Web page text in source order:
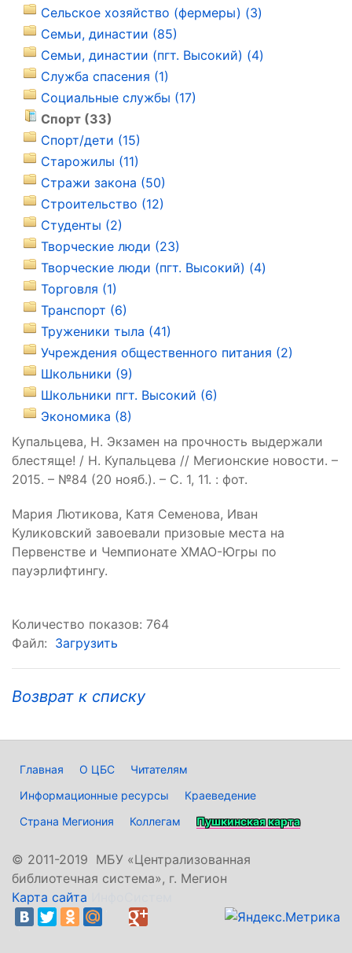
Сельское хозяйство (фермеры) (3)
Семьи, династии (85)
Семьи, династии (пгт. Высокий) (4)
Служба спасения (1)
Социальные службы (17)
Спорт (33)
Спорт/дети (15)
Старожилы (11)
Стражи закона (50)
Строительство (12)
Студенты (2)
Творческие люди (23)
Творческие люди (пгт. Высокий) (4)
Торговля (1)
Транспорт (6)
Труженики тыла (41)
Учреждения общественного питания (2)
Школьники (9)
Школьники пгт. Высокий (6)
Экономика (8)
Купальцева, Н. Экзамен на прочность выдержали
блестяще! / Н. Купальцева // Мегионские новости. –
2015. – №84 (20 нояб.). – С. 1, 11. : фот.
Мария Лютикова, Катя Семенова, Иван
Куликовский завоевали призовые места на
Первенстве и Чемпионате ХМАО-Югры по
пауэрлифтингу.
Количество показов: 764
Файл: Загрузить
Возврат к списку
Главная О ЦБС
Читателям
Информационные ресурсы
Краеведение
Страна Мегиония
Коллегам Пушкинская карта
© 2011-2019 МБУ «Централизованная
библиотечная система», г. Мегион
Карта сайта